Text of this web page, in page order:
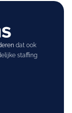
dat ook
staffing